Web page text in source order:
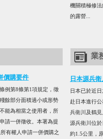
機關積極修
的露營...
價購要件
例第8條第1項規定，徵
餘部分面積過小或形勢
能為相當之使用者，所
請一併徵收。本署為提
有權人申請一併價購之
業
日本源兵
日本已於近
赴日本進行
兵衛川及鶴
源兵衛川位
約1.5公里，